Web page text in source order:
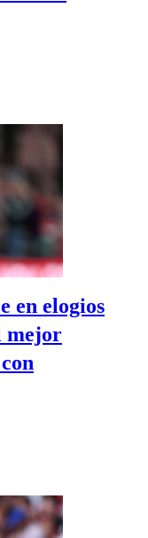
en elogios
mejor